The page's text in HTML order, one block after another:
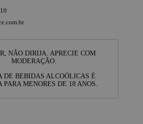
NÃO DIRIJA. APRECIE COM
MODERAÇÃO.
DE BEBIDAS ALCOÓLICAS É
PARA MENORES DE 18 ANOS.